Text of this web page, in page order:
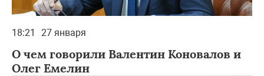
18:21 27 января
О чем говорили Валентин Коновалов и
Олег Емелин